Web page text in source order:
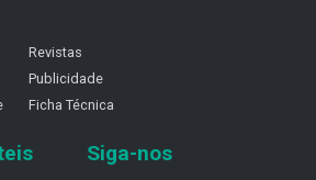
Revistas
Publicidade
Ficha Técnica
Siga-nos